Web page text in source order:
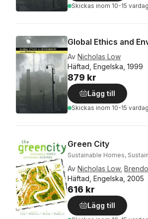
Skickas inom 10-15
Global Ethics and
Av Nicholas Low
Häftad, Engelska, 1999
879 kr
Lägg till
Skickas inom 10-15
Green City
Sustainable Homes,
Av Nicholas Low,
Häftad, Engelska, 2005
616 kr
Lägg till